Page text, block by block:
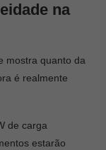
na
mostra quanto da
é realmente
de carga
estarão